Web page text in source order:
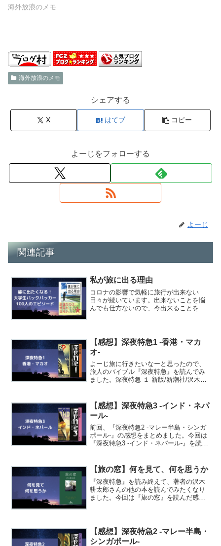
海外放浪のメモ
海外放浪のメモ
シェアする
X はてブ コピー
よーじをフォローする
よーじ
関連記事
私が旅に出る理由
コロナの影響で気軽に旅行が出来ない
日々が続いています。出来ないことを悩
んでも仕方ないので、今出来ることをし
が旅に出る理由 /いろは出...
【感想】深夜特急1 -香港・マカ
オ-
よーじ旅に行きたいなーと思ったので、
旅人のバイブル『深夜特急』を読んでみ
ました。深夜特急 １ 新版/新潮社/沢木耕
いる人のブログやYouTubeをよく見て...
【感想】深夜特急3 -インド・ネパ
ール-
前回、『深夜特急2 -マレー半島・シンガ
ポール-』の感想をまとめました。今回は
『深夜特急3 -インド・ネパール-』を読ん
with カエレバ楽天市場Amaz...
【旅の窓】何を見て、何を思うか
『深夜特急』を読み終えて、著者の沢木
耕太郎さんの他の本を読んでみたくなり
ました。今回は『旅の窓』を読んだ感想
が...
【感想】深夜特急2 -マレー半島・
シンガポール-